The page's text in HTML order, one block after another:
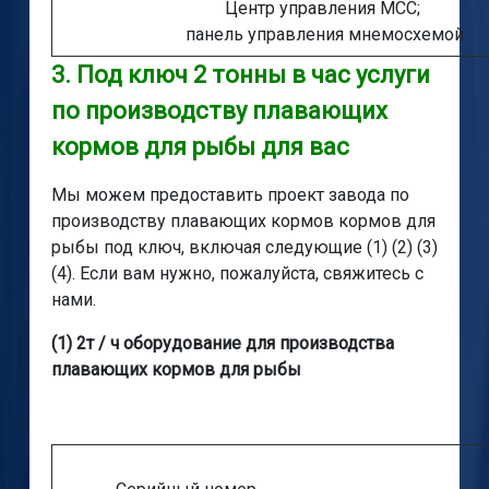
Центр управления MCC;
панель управления мнемосхемой
3. Под ключ 2 тонны в час услуги
по производству плавающих
кормов для рыбы для вас
Мы можем предоставить проект завода по
производству плавающих кормов кормов для
рыбы под ключ, включая следующие (1) (2) (3)
(4). Если вам нужно, пожалуйста, свяжитесь с
нами.
(1) 2т / ч оборудование для производства
плавающих кормов для рыбы